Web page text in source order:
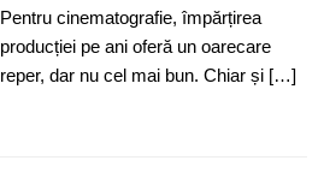
Pentru cinematografie, împărțirea
producției pe ani oferă un oarecare
reper, dar nu cel mai bun. Chiar și […]